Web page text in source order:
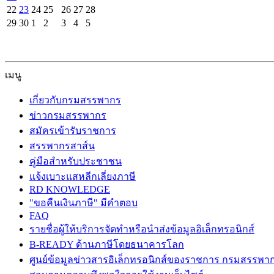
22 23 24 25 26 27 28
29 30 1 2 3 4 5
เมนู
เกี่ยวกับกรมสรรพากร
ข่าวกรมสรรพากร
สมัครเข้ารับราชการ
สรรพากรสาส์น
คู่มือสำหรับประชาชน
แจ้งเบาะแสหลีกเลี่ยงภาษี
RD KNOWLEDGE
"ขอคืนเงินภาษี" มีคำตอบ
FAQ
รายชื่อผู้ให้บริการจัดทำหรือนำส่งข้อมูลอิเล็กทรอนิกส์
B-READY ด้านภาษีโดยธนาคารโลก
ศูนย์ข้อมูลข่าวสารอิเล็กทรอนิกส์ของราชการ กรมสรรพา